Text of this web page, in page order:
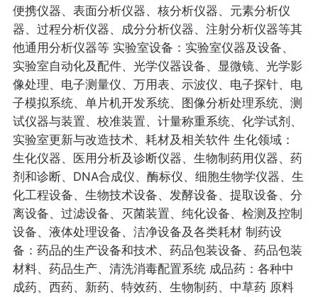
便携仪器、表面分析仪器、核分析仪器、元素分析仪
器、过程分析仪器、成分分析仪器、注射分析仪器等其
他通用分析仪器等 实验室设备：实验室仪器及设备、
实验室自动化及配件、光学仪器设备、显微镜、光学影
像处理、电子测量仪、万用表、示波仪、电子探针、电
子模拟系统、单片机开发系统、图像分析处理系统、测
试仪器与装置、校准装置、计量称重系统、化学试剂、
实验室更新与改造技术、耗材及相关软件 生化领域：
生化仪器、医用分析及诊断仪器、生物制药用仪器、药
剂和诊断、DNA合成仪、酶标仪、细胞生物学仪器、生
化工程设备、生物技术设备、发酵设备、提取设备、分
离设备、过滤设备、灭菌装置、纯化设备、检测及控制
设备、液体处理设备、洁净设备及各类耗材 制药设
备：药品的生产设备和技术、药品包装设备、药品包装
材料、药品生产、清洗消毒配置系统 成品药：各种中
成药、西药、新药、特效药、生物制药、中草药 原料